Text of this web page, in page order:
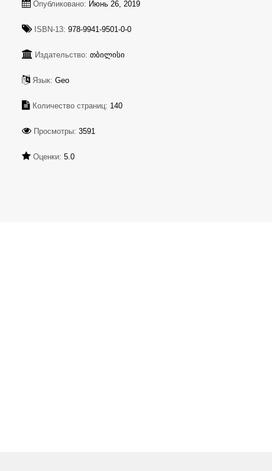
Опубликовано: Июнь 26, 2019
ISBN-13: 978-9941-9501-0-0
Издательство: თბილისი
Язык: Geo
Количество страниц: 140
Просмотры: 3591
Оценки: 5.0